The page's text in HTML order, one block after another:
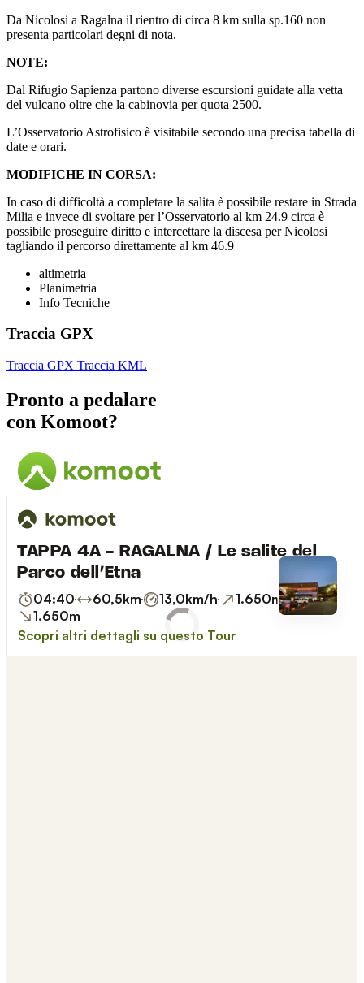
Da Nicolosi a Ragalna il rientro di circa 8 km sulla sp.160 non
presenta particolari degni di nota.
NOTE:
Dal Rifugio Sapienza partono diverse escursioni guidate alla vetta
del vulcano oltre che la cabinovia per quota 2500.
L’Osservatorio Astrofisico è visitabile secondo una precisa tabella di
date e orari.
MODIFICHE IN CORSA:
In caso di difficoltà a completare la salita è possibile restare in Strada
Milia e invece di svoltare per l’Osservatorio al km 24.9 circa è
possibile proseguire diritto e intercettare la discesa per Nicolosi
tagliando il percorso direttamente al km 46.9
altimetria
Planimetria
Info Tecniche
Traccia GPX
Traccia GPX Traccia KML
Pronto a pedalare
con Komoot?